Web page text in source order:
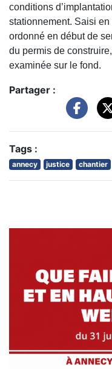
conditions
stationnement. Saisi
ordonné en début de
du permis de
examinée sur le fond.
Partager :
Tags :
annecy justice chantier